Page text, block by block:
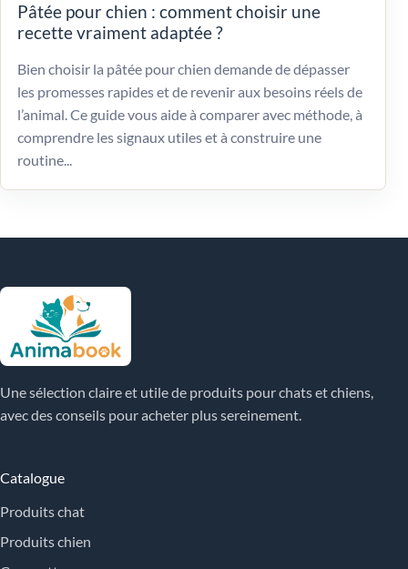
Pâtée pour chien : comment choisir une
recette vraiment adaptée ?
Bien choisir la pâtée pour chien demande de dépasser
les promesses rapides et de revenir aux besoins réels de
l’animal. Ce guide vous aide à comparer avec méthode, à
comprendre les signaux utiles et à construire une
routine...
Une sélection claire et utile de produits pour chats et chiens,
avec des conseils pour acheter plus sereinement.
Catalogue
Produits chat
Produits chien